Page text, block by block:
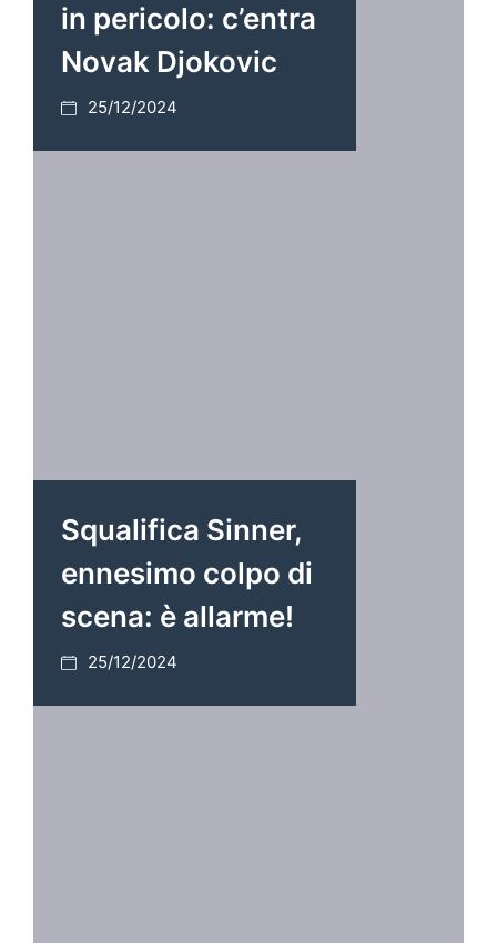
in pericolo: c’entra
Novak Djokovic
25/12/2024
Squalifica Sinner,
ennesimo colpo di
scena: è allarme!
25/12/2024